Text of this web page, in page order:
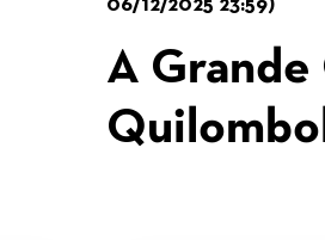
06/12/2025 23:59)
A Grande